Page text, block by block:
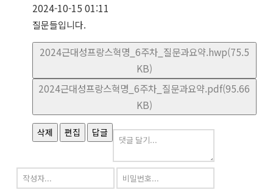
2024-10-15 01:11
질문들입니다.
2024근대성프랑스혁명_6주차_질문과요약.hwp(75.5
KB)
2024근대성프랑스혁명_6주차_질문과요약.pdf(95.66
KB)
삭제 편집 답글